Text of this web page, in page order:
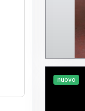
nuovo